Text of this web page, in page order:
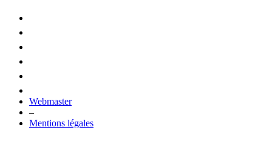
Webmaster
–
Mentions légales